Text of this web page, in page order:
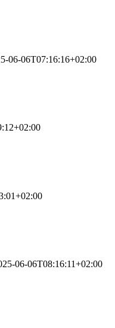
06-06T07:16:16+02:00
06-06T08:16:11+02:00